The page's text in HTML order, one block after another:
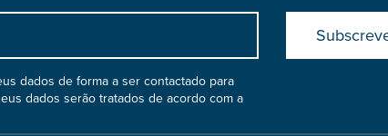
dados de forma a ser contactado para
dados serão tratados de acordo com a
Submit
boostrap